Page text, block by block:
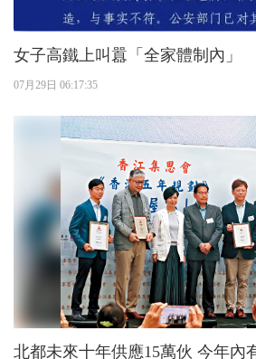
女子高鐵上叫囂「全家體制內」
07月29日 06:17:35
北都未來十年供